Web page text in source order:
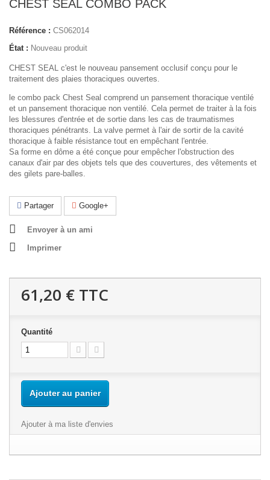
CHEST SEAL COMBO PACK
Référence : CS062014
État : Nouveau produit
CHEST SEAL c'est le nouveau pansement occlusif conçu pour le
traitement des plaies thoraciques ouvertes.
le combo pack Chest Seal comprend un pansement thoracique ventilé
et un pansement thoracique non ventilé. Cela permet de traiter à la fois
les blessures d'entrée et de sortie dans les cas de traumatismes
thoraciques pénétrants. La valve permet à l'air de sortir de la cavité
thoracique à faible résistance tout en empêchant l'entrée.
Sa forme en dôme a été conçue pour empêcher l'obstruction des
canaux d'air par des objets tels que des couvertures, des vêtements et
des gilets pare-balles.
Partager Google+
Envoyer à un ami
Imprimer
61,20 € TTC
Quantité
Ajouter au panier
Ajouter à ma liste d'envies